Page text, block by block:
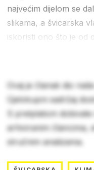
najvećim dijelom se
slikama, a švicarska
iskoristi ono što je od
Ovaj je članak dio
Cjelokupni sadržaj
S pretplatom
arhiviranim člancima,
stručnim analizama.